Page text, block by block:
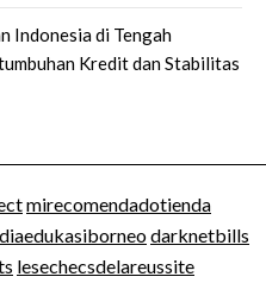
Indonesia di Tengah
Kredit dan Stabilitas
mirecomendadotienda
darknetbills
lesechecsdelareussite